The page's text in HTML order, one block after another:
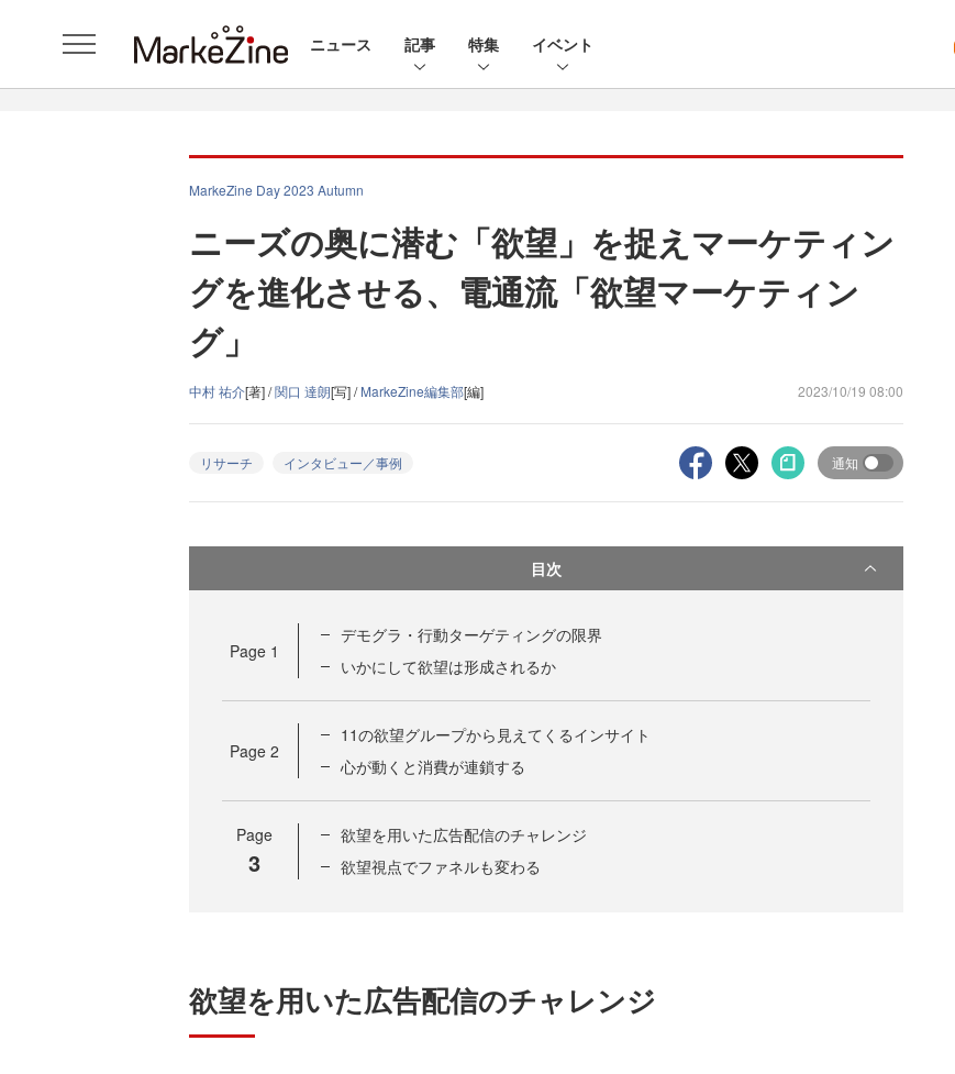
ニュース 記事 特集 イベント
MarkeZine Day 2023 Autumn
ニーズの奥に潜む「欲望」を捉えマーケティン
グを進化させる、電通流「欲望マーケティン
グ」
中村 祐介[著] /関口 達朗[写] /MarkeZine編集部[編] 2023/10/19 08:00
リサーチ インタビュー／事例 通知
目次
Page 1
デモグラ・行動ターゲティングの限界
いかにして欲望は形成されるか
Page 2
11の欲望グループから見えてくるインサイト
心が動くと消費が連鎖する
Page
3
欲望を用いた広告配信のチャレンジ
欲望視点でファネルも変わる
欲望を用いた広告配信のチャレンジ